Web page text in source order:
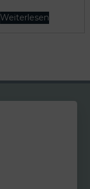
Weiterlesen